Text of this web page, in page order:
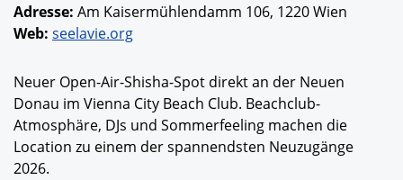
Adresse: Am Kaisermühlendamm 106, 1220 Wien
Web: seelavie.org
Neuer Open-Air-Shisha-Spot direkt an der Neuen
Donau im Vienna City Beach Club. Beachclub-
Atmosphäre, DJs und Sommerfeeling machen die
Location zu einem der spannendsten Neuzugänge
2026.